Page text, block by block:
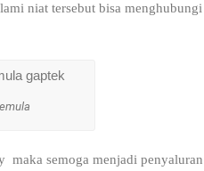
niat tersebut bisa menghubungi
semoga menjadi